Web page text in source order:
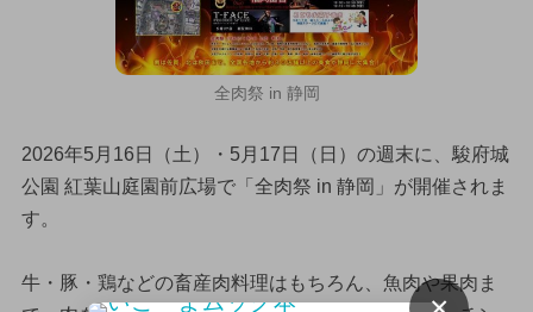
全肉祭 in 静岡
2026年5月16日（土）・5月17日（日）の週末に、駿府城
公園 紅葉山庭園前広場で「全肉祭 in 静岡」が開催されま
す。
牛・豚・鶏などの畜産肉料理はもちろん、魚肉や果肉ま